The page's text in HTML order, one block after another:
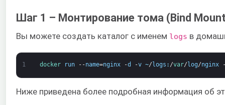
Шаг 1 – Монтирование тома (Bind
Вы можете создать каталог с именем logs в
1 docker run --name=nginx -d -v ~/ logs : /var/ log/nginx
Ниже приведена более подробная информация об